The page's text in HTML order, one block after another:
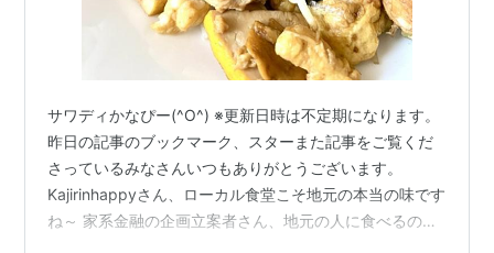
サワディかなぴー(^O^) ※更新日時は不定期になります。
昨日の記事のブックマーク、スターまた記事をご覧くだ
さっているみなさんいつもありがとうございます。
Kajirinhappyさん、ローカル食堂こそ地元の本当の味です
ね～ 家系金融の企画立案者さん、地元の人に食べるのを